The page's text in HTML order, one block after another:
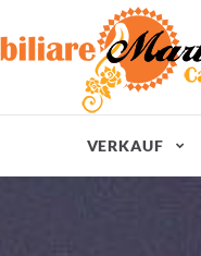
VERKAUF